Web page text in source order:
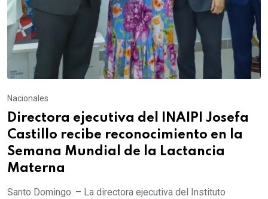
Nacionales
Directora ejecutiva del INAIPI Josefa
Castillo recibe reconocimiento en la
Semana Mundial de la Lactancia
Materna
Santo Domingo. – La directora ejecutiva del Instituto